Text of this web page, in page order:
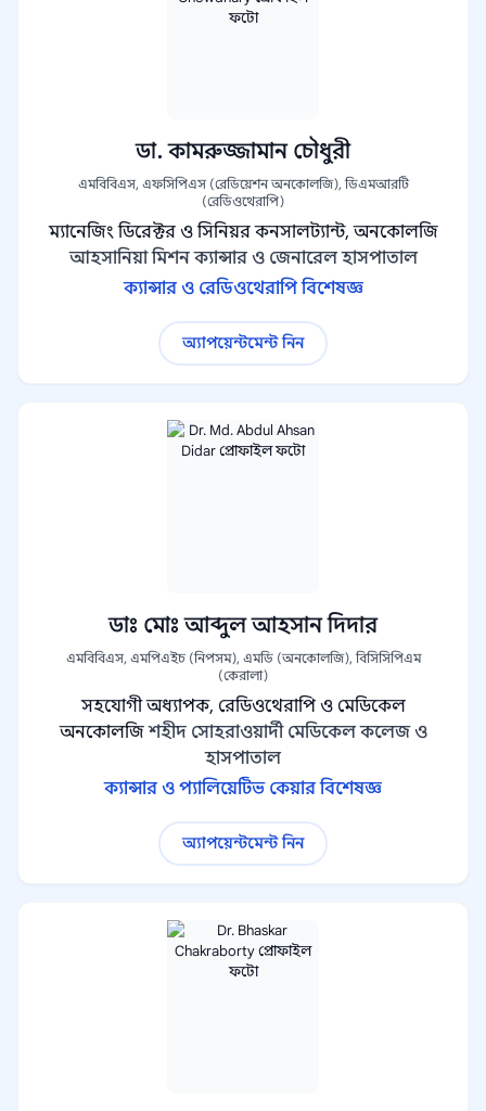
ডা. কামরুজ্জামান চৌধুরী
এমবিবিএস, এফসিপিএস (রেডিয়েশন অনকোলজি), ডিএমআরটি
(রেডিওথেরাপি)
ম্যানেজিং ডিরেক্টর ও সিনিয়র কনসালট্যান্ট, অনকোলজি
আহসানিয়া মিশন ক্যান্সার ও জেনারেল হাসপাতাল
ক্যান্সার ও রেডিওথেরাপি বিশেষজ্ঞ
অ্যাপয়েন্টমেন্ট নিন
ডাঃ মোঃ আব্দুল আহসান দিদার
এমবিবিএস, এমপিএইচ (নিপসম), এমডি (অনকোলজি), বিসিসিপিএম
(কেরালা)
সহযোগী অধ্যাপক, রেডিওথেরাপি ও মেডিকেল
অনকোলজি শহীদ সোহরাওয়ার্দী মেডিকেল কলেজ ও
হাসপাতাল
ক্যান্সার ও প্যালিয়েটিভ কেয়ার বিশেষজ্ঞ
অ্যাপয়েন্টমেন্ট নিন